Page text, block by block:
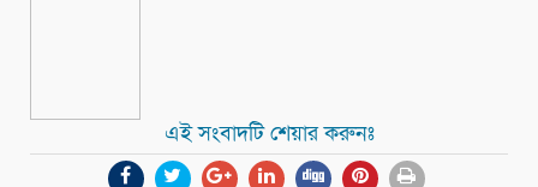
এই সংবাদটি শেয়ার করুনঃ